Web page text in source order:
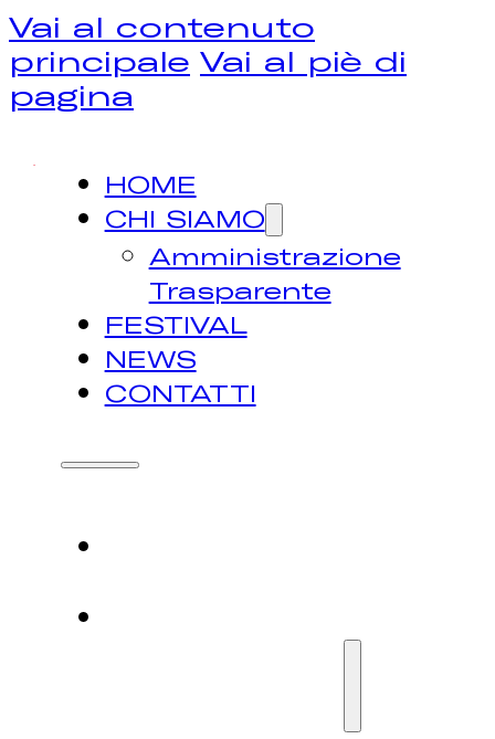
Vai al contenuto
principale Vai al piè di
pagina
HOME
CHI SIAMO
Amministrazione
Trasparente
FESTIVAL
NEWS
CONTATTI